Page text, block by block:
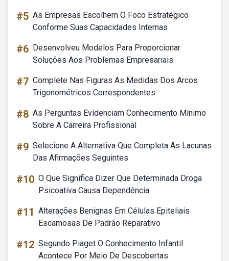
#5 As Empresas Escolhem O Foco Estratégico
Conforme Suas Capacidades Internas
#6 Desenvolveu Modelos Para Proporcionar
Soluções Aos Problemas Empresariais
#7 Complete Nas Figuras As Medidas Dos Arcos
Trigonométricos Correspondentes
#8 As Perguntas Evidenciam Conhecimento Mínimo
Sobre A Carreira Profissional
#9 Selecione A Alternativa Que Completa As Lacunas
Das Afirmações Seguintes
#10 O Que Significa Dizer Que Determinada Droga
Psicoativa Causa Dependência
#11 Alterações Benignas Em Células Epiteliais
Escamosas De Padrão Reparativo
#12 Segundo Piaget O Conhecimento Infantil
Acontece Por Meio De Descobertas